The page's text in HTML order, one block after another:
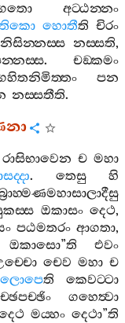
අට‍්ඨන‍්නං
හොතීති චිරං
නිසින‍්නස‍්ස නස‍්සති,
. චඞ‍්කමං
පන
නස‍්සතීති.
රාසිභාවෙන ච මහා
. තෙසු
හි
ඔකාසං දෙථ,
පඨමතරං ආගතා,
ඔකාසො”ති
එවං
චෙව මහා ච
ති
කෙවට‍්ටා
ගහෙත්‍වා
මය‍්හං දෙථා”ති